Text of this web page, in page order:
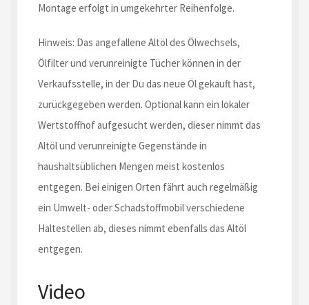
Montage erfolgt in umgekehrter Reihenfolge.
Hinweis: Das angefallene Altöl des Ölwechsels,
Ölfilter und verunreinigte Tücher können in der
Verkaufsstelle, in der Du das neue Öl gekauft hast,
zurückgegeben werden. Optional kann ein lokaler
Wertstoffhof aufgesucht werden, dieser nimmt das
Altöl und verunreinigte Gegenstände in
haushaltsüblichen Mengen meist kostenlos
entgegen. Bei einigen Orten fährt auch regelmäßig
ein Umwelt- oder Schadstoffmobil verschiedene
Haltestellen ab, dieses nimmt ebenfalls das Altöl
entgegen.
Video